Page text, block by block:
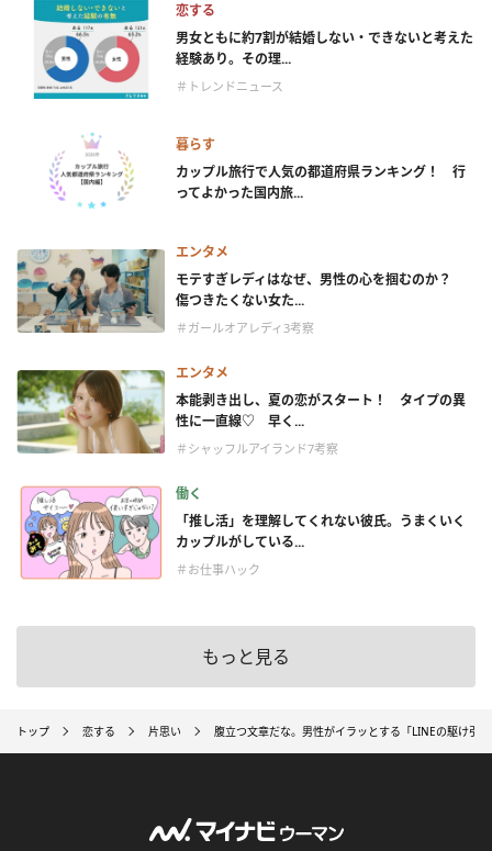
恋する
男女ともに約7割が結婚しない・できないと考えた
経験あり。その理...
＃トレンドニュース
暮らす
カップル旅行で人気の都道府県ランキング！ 行
ってよかった国内旅...
エンタメ
モテすぎレディはなぜ、男性の心を掴むのか？
傷つきたくない女た...
＃ガールオアレディ3考察
エンタメ
本能剥き出し、夏の恋がスタート！ タイプの異
性に一直線♡ 早く...
＃シャッフルアイランド7考察
働く
「推し活」を理解してくれない彼氏。うまくいく
カップルがしている...
＃お仕事ハック
もっと見る
トップ 恋する 片思い 腹立つ文章だな。男性がイラッとする「LINEの駆け引